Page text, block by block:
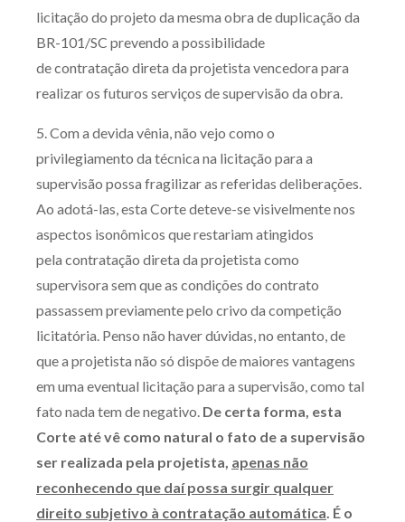
licitação do projeto da mesma obra de duplicação da
BR-101/SC prevendo a possibilidade
de contratação direta da projetista vencedora para
realizar os futuros serviços de supervisão da obra.
5. Com a devida vênia, não vejo como o
privilegiamento da técnica na licitação para a
supervisão possa fragilizar as referidas deliberações.
Ao adotá-las, esta Corte deteve-se visivelmente nos
aspectos isonômicos que restariam atingidos
pela contratação direta da projetista como
supervisora sem que as condições do contrato
passassem previamente pelo crivo da competição
licitatória. Penso não haver dúvidas, no entanto, de
que a projetista não só dispõe de maiores vantagens
em uma eventual licitação para a supervisão, como tal
fato nada tem de negativo. De certa forma, esta
Corte até vê como natural o fato de a supervisão
ser realizada pela projetista, apenas não
reconhecendo que daí possa surgir qualquer
direito subjetivo à contratação automática. É o